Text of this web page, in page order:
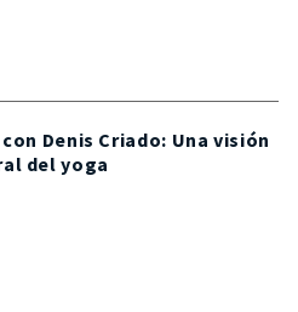
Denis Criado: Una visión
del yoga